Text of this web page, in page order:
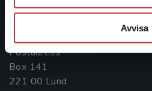
Avvisa
Kontakta oss
Postadress:
Box 141
221 00 Lund